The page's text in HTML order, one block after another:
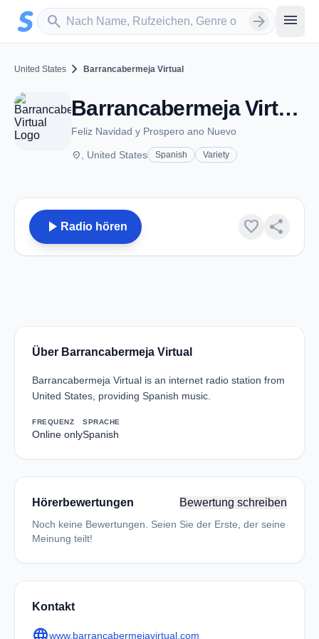
Zum Hauptinhalt springen
search
Sender suchen arrow_forward menu
United States chevron_right Barrancabermeja Virtual
Barrancabermeja Virtual
Feliz Navidad y Prospero ano Nuevo
place , United States Spanish Variety
play_arrow Radio hören favorite share
Über Barrancabermeja Virtual
Barrancabermeja Virtual is an internet radio station from
United States, providing Spanish music.
FREQUENZ
Online only
SPRACHE
Spanish
Hörerbewertungen Bewertung schreiben
Noch keine Bewertungen. Seien Sie der Erste, der seine
Meinung teilt!
Kontakt
www.barrancabermejavirtual.com